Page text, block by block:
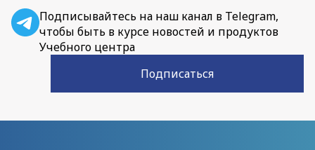
Подписывайтесь на наш канал в Telegram,
чтобы быть в курсе новостей и продуктов
Учебного центра
Подписаться